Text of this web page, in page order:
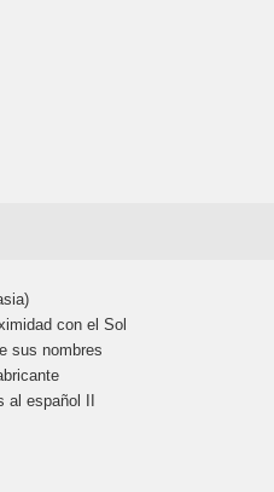
con el Sol
sus nombres
español II